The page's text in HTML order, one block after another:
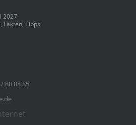
2027
Fakten, Tipps
88 88 85